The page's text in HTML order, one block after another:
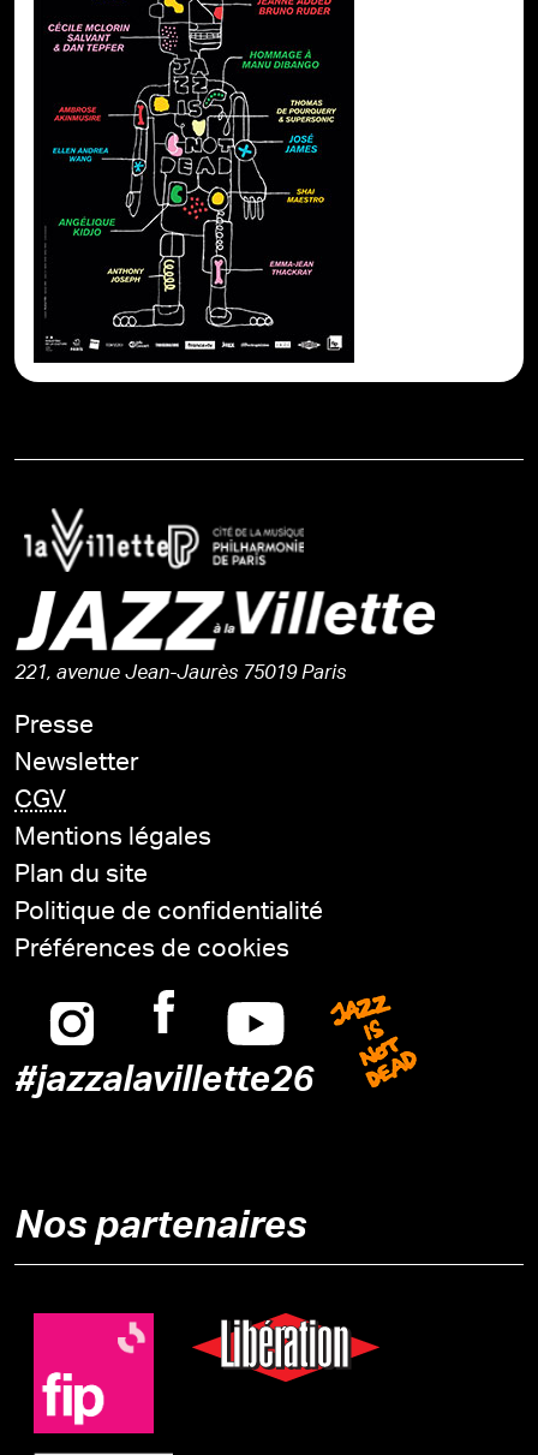
221, avenue Jean-Jaurès 75019 Paris
Presse
Newsletter
CGV
Mentions légales
Plan du site
Politique de confidentialité
Préférences de cookies
Instagram
FacebookYoutube
#jazzalavillette26
Jazz is
Nos partenaires